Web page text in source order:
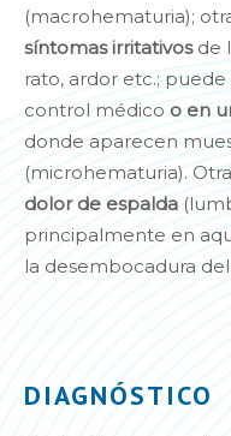
(macrohematuria);
síntomas irritativosde
rato, ardor etc.;
control médico o en
donde aparecen
(microhematuria).
dolor de espalda
principalmente en
la desembocadura
DIAGNÓSTICO